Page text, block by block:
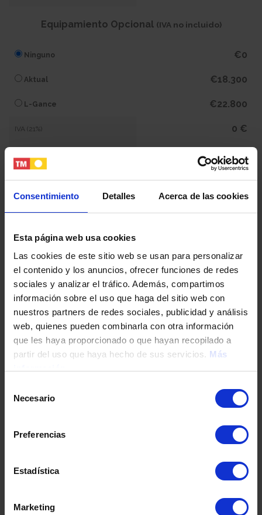
Consentimiento Detalles Acerca de las cookies
Esta página web usa cookies
Las cookies de este sitio web se usan para personalizar
el contenido y los anuncios, ofrecer funciones de redes
sociales y analizar el tráfico. Además, compartimos
información sobre el uso que haga del sitio web con
nuestros partners de redes sociales, publicidad y análisis
web, quienes pueden combinarla con otra información
que les haya proporcionado o que hayan recopilado a
partir del uso que haya hecho de sus servicios. Más
Necesario
Preferencias
Estadística
Marketing
Tu nombre y apellidos
Tu teléfono
DNI / Pasaporte / NIE
Código postal
Equipamiento Opcional (IVA no incluido)
Ninguno €0
Aktual €18.300
L-Gance €22.800
IVA (21%) 0 €
0 €
Total 594.000 €